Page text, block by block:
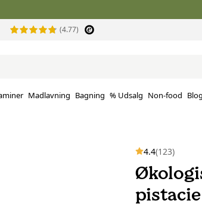
(4.77)
Madlavning Bagning % Udsalg Non-food Blog
4.4(123)